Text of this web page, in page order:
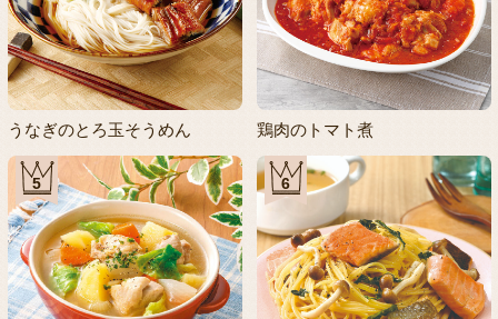
うなぎのとろ玉そうめん 鶏肉のトマト煮
5 6